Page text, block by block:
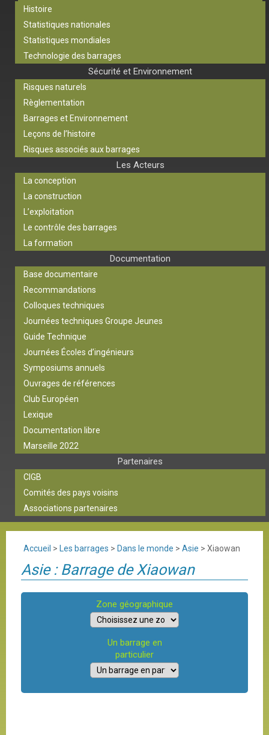
Histoire
Statistiques nationales
Statistiques mondiales
Technologie des barrages
Sécurité et Environnement
Risques naturels
Règlementation
Barrages et Environnement
Leçons de l’histoire
Risques associés aux barrages
Les Acteurs
La conception
La construction
L’exploitation
Le contrôle des barrages
La formation
Documentation
Base documentaire
Recommandations
Colloques techniques
Journées techniques Groupe Jeunes
Guide Technique
Journées Écoles d’ingénieurs
Symposiums annuels
Ouvrages de références
Club Européen
Lexique
Documentation libre
Marseille 2022
Partenaires
CIGB
Comités des pays voisins
Associations partenaires
Accueil > Les barrages > Dans le monde > Asie > Xiaowan
Asie : Barrage de Xiaowan
Zone géographique
Un barrage en
particulier